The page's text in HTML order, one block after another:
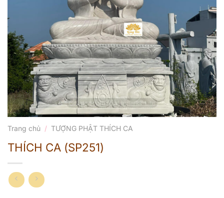
Trang chủ / TƯỢNG PHẬT THÍCH CA
THÍCH CA (SP251)